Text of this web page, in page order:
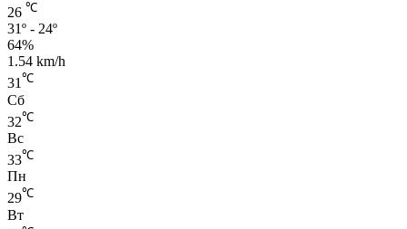
26 ℃
31º - 24º
64%
1.54 km/h
31℃
Сб
32℃
Вс
33℃
Пн
29℃
Вт